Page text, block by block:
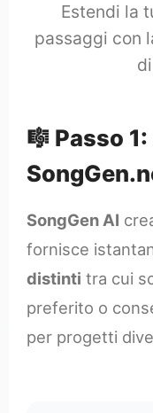
Estendi la
passaggi con
🎼 Passo
SongGen AI
fornisce
distinti tra cui
preferito o
per progetti